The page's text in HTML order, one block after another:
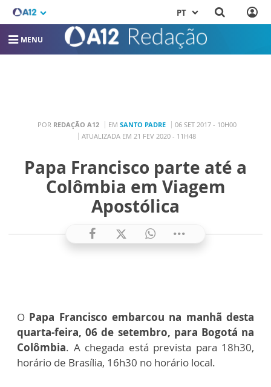
PT
MENU
POR REDAÇÃO A12 EM SANTO PADRE
06 SET 2017 - 10H00
ATUALIZADA EM 21 FEV 2020 - 11H48
Papa Francisco parte até a
Colômbia em Viagem
Apostólica
O Papa Francisco embarcou na manhã desta
quarta-feira, 06 de setembro, para Bogotá na
Colômbia. A chegada está prevista para 18h30,
horário de Brasília, 16h30 no horário local.